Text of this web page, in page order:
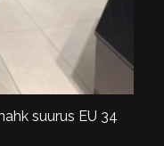
suurus EU 34